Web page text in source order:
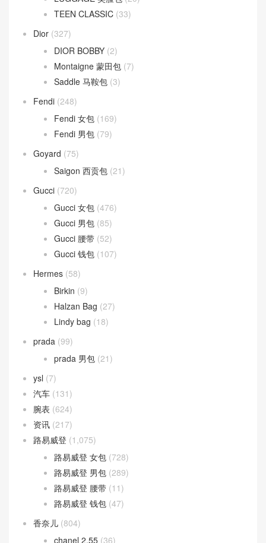
TEEN CLASSIC (33)
Dior (327)
DIOR BOBBY (2)
Montaigne 蒙田包 (7)
Saddle 马鞍包 (3)
Fendi (248)
Fendi 女包 (169)
Fendi 男包 (79)
Goyard (75)
Saigon 西贡包 (21)
Gucci (720)
Gucci 女包 (476)
Gucci 男包 (85)
Gucci 腰带 (52)
Gucci 钱包 (107)
Hermes (58)
Birkin (9)
Halzan Bag (27)
Lindy bag (18)
prada (99)
prada 男包 (21)
ysl (7)
汽车 (131)
腕表 (624)
资讯 (217)
路易威登 (1,075)
路易威登 女包 (728)
路易威登 男包 (289)
路易威登 腰带 (11)
路易威登 钱包 (47)
香奈儿 (804)
chanel 2.55 (36)